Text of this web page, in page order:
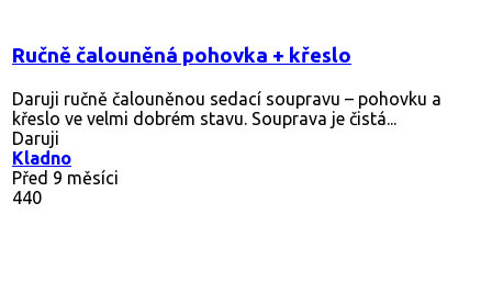
Ručně čalouněná pohovka + křeslo
Daruji ručně čalouněnou sedací soupravu – pohovku a
křeslo ve velmi dobrém stavu. Souprava je čistá...
Daruji
Kladno
Před 9 měsíci
440